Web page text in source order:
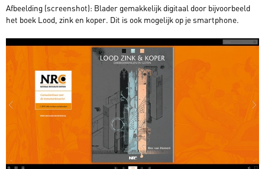
Afbeelding (screenshot): Blader gemakkelijk digitaal door bijvoorbeeld
het boek Lood, zink en koper. Dit is ook mogelijk op je smartphone.